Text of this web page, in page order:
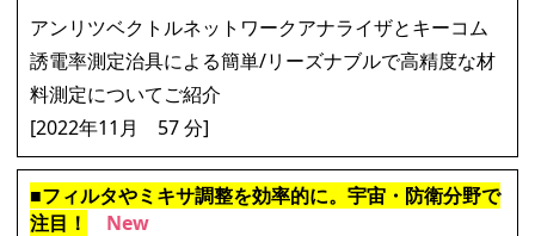
アンリツベクトルネットワークアナライザとキーコム
誘電率測定治具による簡単/リーズナブルで高精度な材
料測定についてご紹介
[2022年11月 57 分]
■フィルタやミキサ調整を効率的に。宇宙・防衛分野で
注目！
New